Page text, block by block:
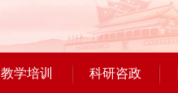
教学培训 科研咨政